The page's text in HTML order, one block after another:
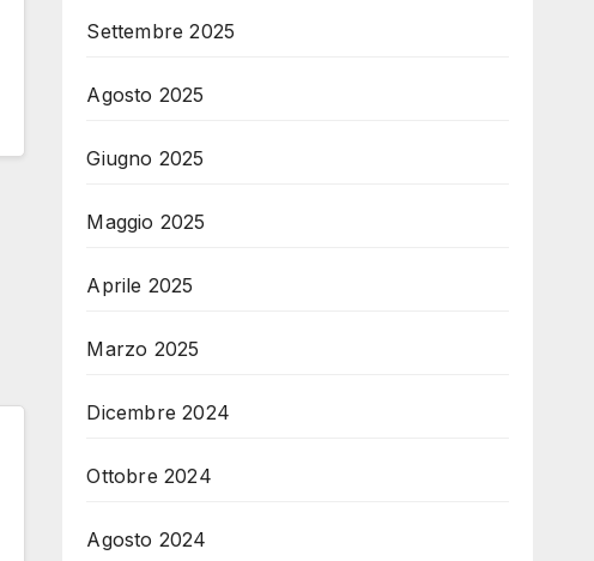
Settembre 2025
Agosto 2025
Giugno 2025
Maggio 2025
Aprile 2025
Marzo 2025
Dicembre 2024
Ottobre 2024
Agosto 2024